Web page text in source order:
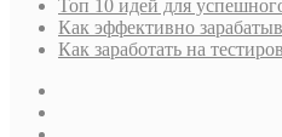
Топ 10 идей для
Как эффективно
Как заработать на